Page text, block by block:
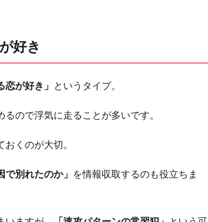
好き
恋が好き」 というタイプ。
ので浮気に走ることが多いです。
くのが大切。
別れたのか」 を情報収取するのも役立ちま